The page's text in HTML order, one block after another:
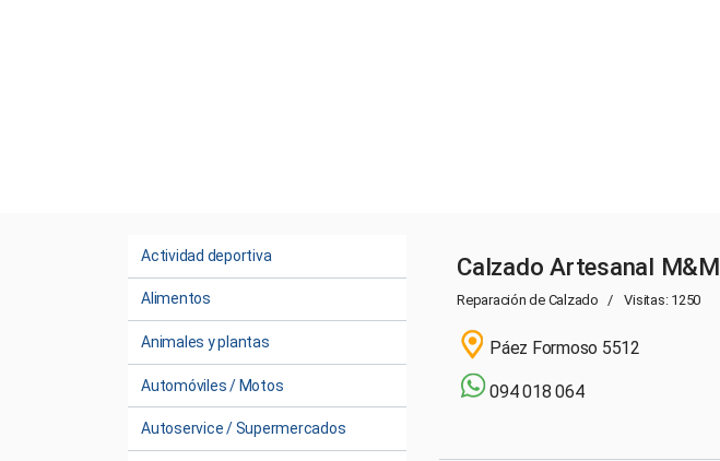
Actividad deportiva
Alimentos
Animales y plantas
Automóviles / Motos
Autoservice / Supermercados
Calzado Artesanal M&M
Reparación de Calzado Visitas: 1250
Páez Formoso 5512
094 018 064